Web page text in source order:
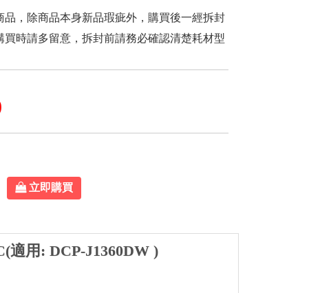
，除商品本身新品瑕疵外，購買後一經拆封
買時請多留意，拆封前請務必確認清楚耗材型
立即購買
適用: DCP-J1360DW )